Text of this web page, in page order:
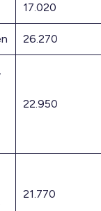
17.020
26.270
22.950
21.770